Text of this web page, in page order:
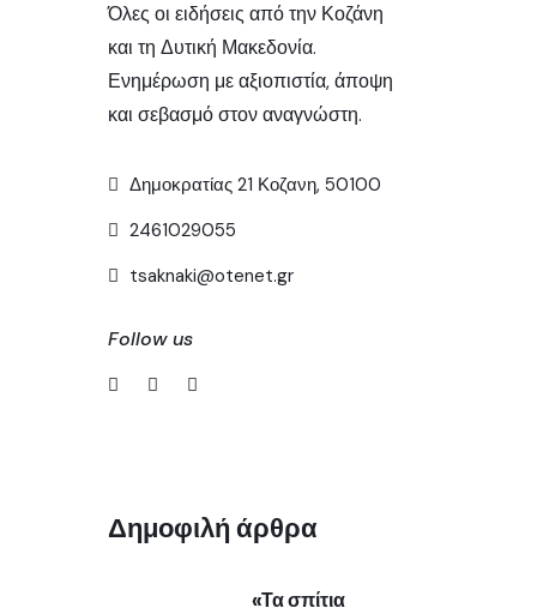
Όλες οι ειδήσεις από την Κοζάνη
και τη Δυτική Μακεδονία.
Ενημέρωση με αξιοπιστία, άποψη
και σεβασμό στον αναγνώστη.
Δημοκρατίας 21 Κοζανη, 50100
2461029055
tsaknaki@otenet.gr
Follow us
Δημοφιλή άρθρα
«Τα σπίτια